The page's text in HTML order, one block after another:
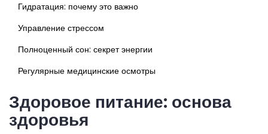
Гидратация: почему это важно
Управление стрессом
Полноценный сон: секрет энергии
Регулярные медицинские осмотры
Здоровое питание: основа
здоровья